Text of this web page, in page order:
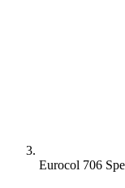
Eurocol 706